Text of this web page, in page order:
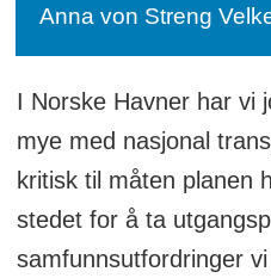
Anna von Streng
I Norske Havner har vi
mye med nasjonal
kritisk til måten planen
stedet for å ta
samfunnsutfordringer